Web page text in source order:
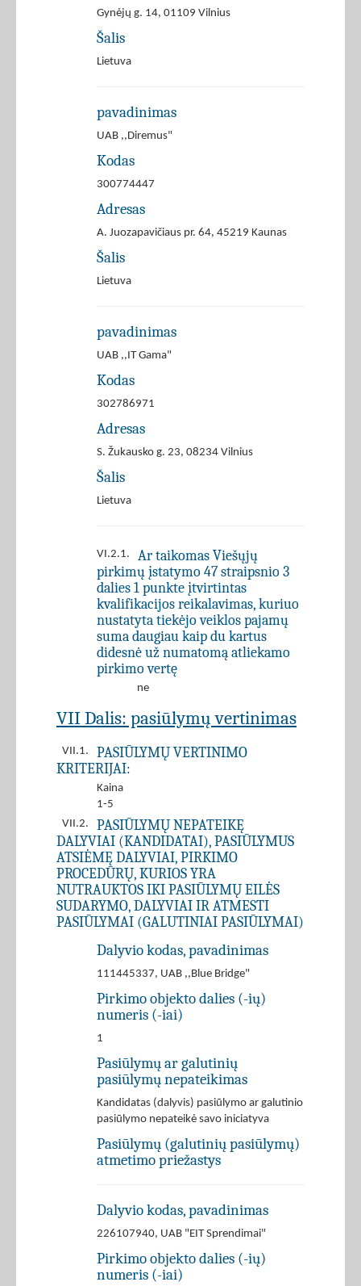
Gynėjų g. 14, 01109 Vilnius
Šalis
Lietuva
pavadinimas
UAB ,,Diremus"
Kodas
300774447
Adresas
A. Juozapavičiaus pr. 64, 45219 Kaunas
Šalis
Lietuva
pavadinimas
UAB ,,IT Gama"
Kodas
302786971
Adresas
S. Žukausko g. 23, 08234 Vilnius
Šalis
Lietuva
VI.2.1.
Ar taikomas Viešųjų
pirkimų įstatymo 47 straipsnio 3
dalies 1 punkte įtvirtintas
kvalifikacijos reikalavimas, kuriuo
nustatyta tiekėjo veiklos pajamų
suma daugiau kaip du kartus
didesnė už numatomą atliekamo
pirkimo vertę
ne
VII Dalis: pasiūlymų vertinimas
VII.1.
PASIŪLYMŲ VERTINIMO
KRITERIJAI:
Kaina
1-5
VII.2.
PASIŪLYMŲ NEPATEIKĘ
DALYVIAI (KANDIDATAI), PASIŪLYMUS
ATSIĖMĘ DALYVIAI, PIRKIMO
PROCEDŪRŲ, KURIOS YRA
NUTRAUKTOS IKI PASIŪLYMŲ EILĖS
SUDARYMO, DALYVIAI IR ATMESTI
PASIŪLYMAI (GALUTINIAI PASIŪLYMAI)
Dalyvio kodas, pavadinimas
111445337, UAB ,,Blue Bridge"
Pirkimo objekto dalies (-ių)
numeris (-iai)
1
Pasiūlymų ar galutinių
pasiūlymų nepateikimas
Kandidatas (dalyvis) pasiūlymo ar galutinio
pasiūlymo nepateikė savo iniciatyva
Pasiūlymų (galutinių pasiūlymų)
atmetimo priežastys
Dalyvio kodas, pavadinimas
226107940, UAB "EIT Sprendimai"
Pirkimo objekto dalies (-ių)
numeris (-iai)